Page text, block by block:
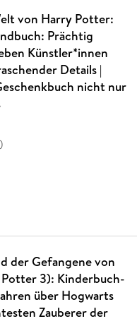
von Harry Potter:
Prächtig
Künstler*innen
Details |
nicht nur
der Gefangene von
3): Kinderbuch-
über Hogwarts
Zauberer der